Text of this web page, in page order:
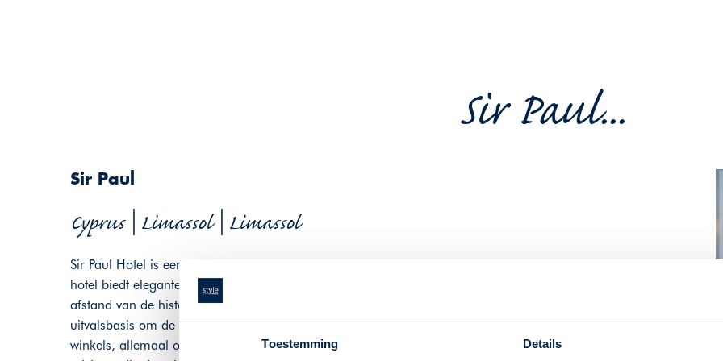
Toestemming Details
Sir Paul...
Sir Paul
Cyprus | Limassol | Limassol
Sir Paul Hotel is een stijlvol boetiekhotel in het hart van het oude stadscentrum van Limassol, Cyprus. Het
hotel biedt elegante kamers met moderne voorzieningen en een ontspannen sfeer. Gelegen op een steenworp
afstand van de historische haven, het Limassol Kasteel, en de levendige Promenade, is het de perfecte
uitvalsbasis om de stad te verkennen. Gasten kunnen genieten van een scala aan lokale restaurants en
winkels, allemaal op loopafstand. Met persoonlijke service en een centrale ligging, is S Paul Hotel ideaal voor